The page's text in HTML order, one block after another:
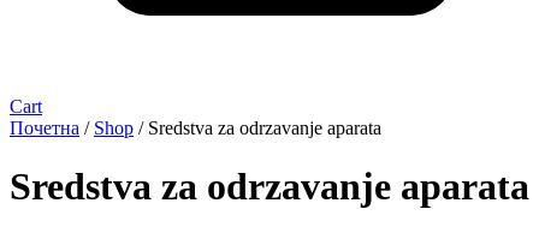
Cart
Почетна / Shop / Sredstva za odrzavanje aparata
Sredstva za odrzavanje aparata